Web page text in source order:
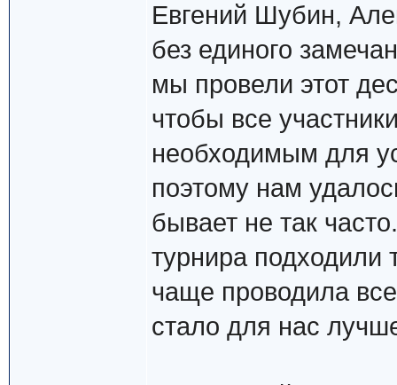
Евгений Шубин,
без единого
мы провели этот
чтобы все
необходимым для
поэтому нам
бывает не так
турнира
чаще проводила
стало для нас